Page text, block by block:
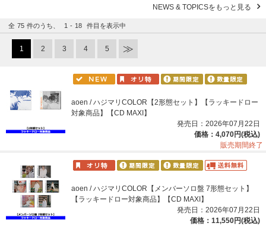
NEWS & TOPICSをもっと見る
全 75 件のうち、 1 - 18 件目を表示中
1 2 3 4 5
aoen / ハジマリCOLOR【2形態セット】【ラッキードロー
対象商品】【CD MAXI】
発売日：2026年07月22日
価格：4,070円(税込)
販売期間終了
aoen / ハジマリCOLOR【メンバーソロ盤 7形態セット】
【ラッキードロー対象商品】【CD MAXI】
発売日：2026年07月22日
価格：11,550円(税込)